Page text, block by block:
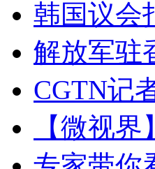
韩国议会
解放军驻
CGTN记
【微视